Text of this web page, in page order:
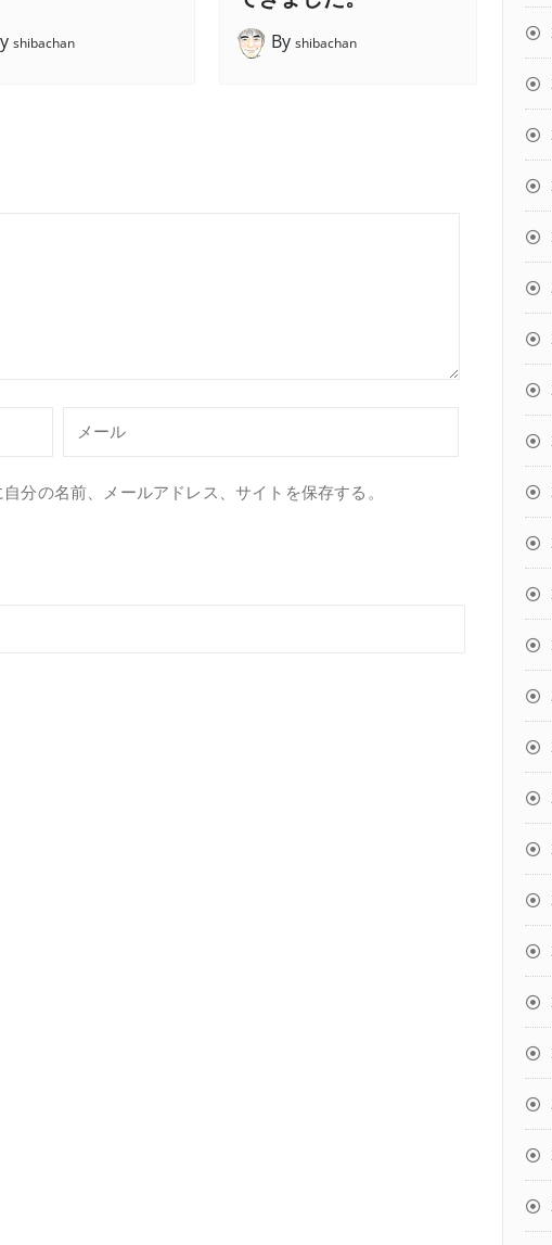
shibachan By shibachan
分の名前、メールアドレス、サイトを保存する。